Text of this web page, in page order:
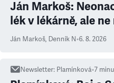
Ján Markoš:
lék v lékárně, ale
Ján Markoš, Denník N•6. 8. 2026
Newsletter: Plamínková•7